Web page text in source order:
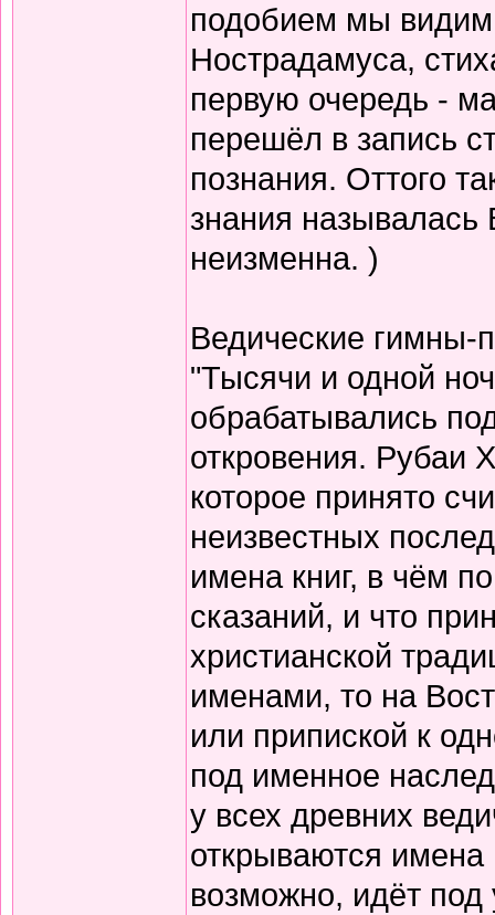
подобием мы видим
Нострадамуса,
первую очередь -
перешёл в запись
познания. Оттого
знания
неизменна. )
Ведические гимны-
"Тысячи и одной
обрабатывались
откровения. Рубаи
которое принято
неизвестных
имена книг, в чём
сказаний, и что
христианской
именами, то на
или припиской к
под именное
у всех древних
открываются имена
возможно, идёт под